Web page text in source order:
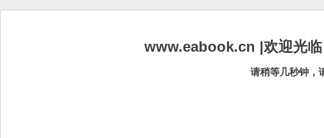
www.eabook.cn |欢迎光临
请稍等几秒钟，